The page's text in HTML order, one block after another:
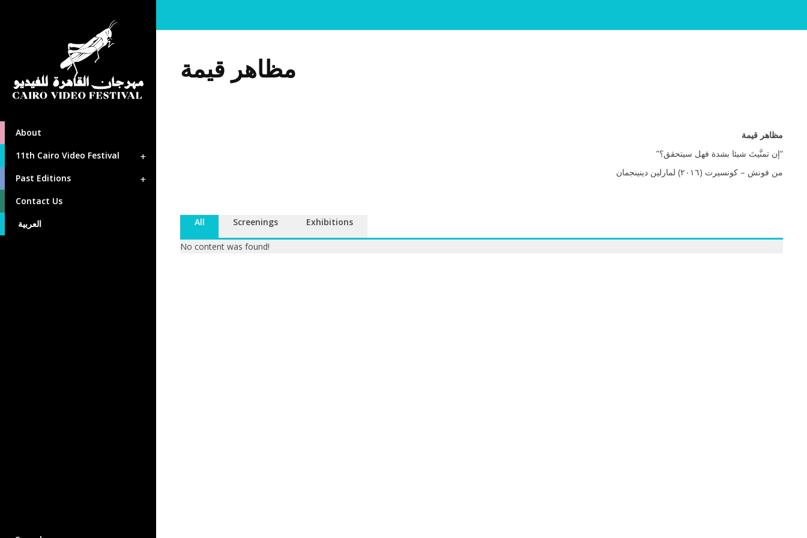
About
11th Cairo Video Festival
Past Editions
Contact Us
العربية
مظاهر قيمة
مظاهر قيمة
“إن تمنَّيتَ شيئا بشدة فهل سيتحقق؟”
من فونش – كونسيرت (٢٠١٦) لمارلين دينينجمان
All Screenings Exhibitions
No content was found!